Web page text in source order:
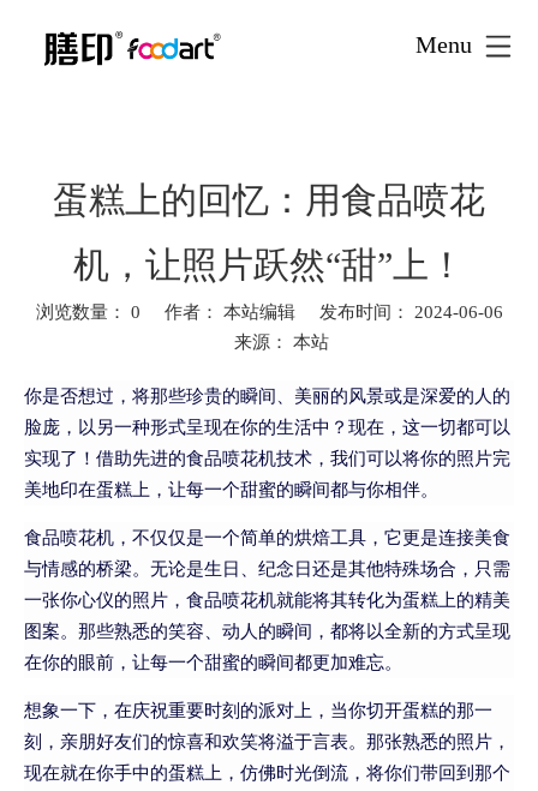
Menu
首页 新闻资讯 » 文创食品
蛋糕上的回忆：用食品喷花
蛋糕上的回忆：用食品喷花
机，让照片跃然“甜”上！
浏览数量： 0 作者： 本站编辑 发布时间： 2024-06-06
来源： 本站
你是否想过，将那些珍贵的瞬间、美丽的风景或是深爱的人的
脸庞，以另一种形式呈现在你的生活中？现在，这一切都可以
实现了！借助先进的食品喷花机技术，我们可以将你的照片完
美地印在蛋糕上，让每一个甜蜜的瞬间都与你相伴。
食品喷花机，不仅仅是一个简单的烘焙工具，它更是连接美食
与情感的桥梁。无论是生日、纪念日还是其他特殊场合，只需
一张你心仪的照片，食品喷花机就能将其转化为蛋糕上的精美
图案。那些熟悉的笑容、动人的瞬间，都将以全新的方式呈现
在你的眼前，让每一个甜蜜的瞬间都更加难忘。
想象一下，在庆祝重要时刻的派对上，当你切开蛋糕的那一
刻，亲朋好友们的惊喜和欢笑将溢于言表。那张熟悉的照片，
现在就在你手中的蛋糕上，仿佛时光倒流，将你们带回到那个